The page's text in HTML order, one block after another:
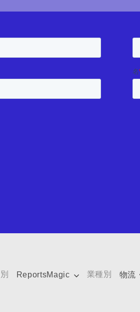
ReportsMagic 業種別 物流